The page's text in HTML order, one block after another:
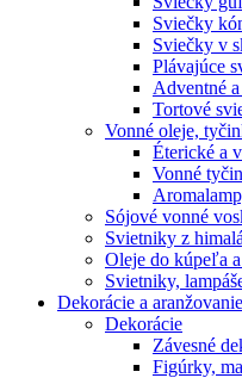
Sviečky
Sviečky v
Plávajúce
Adventné
Tortové
Vonné oleje,
Éterické a
Vonné
Sójové vonné
Svietniky z
Oleje do kúpeľa
Svietniky,
Dekorácie a aranžovanie
Dekorácie
Závesné
Figúrky,